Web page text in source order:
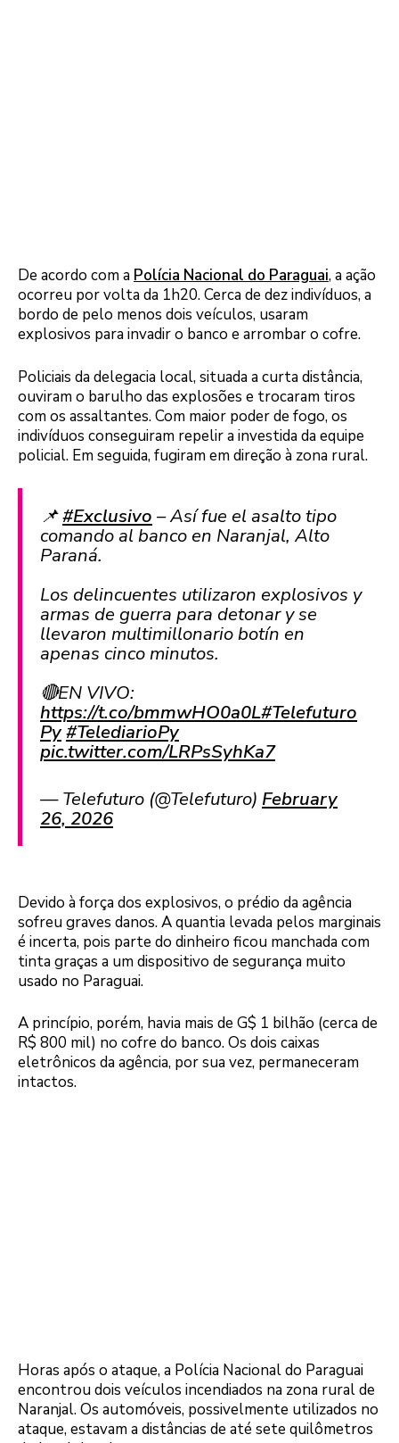
De acordo com a Polícia Nacional do Paraguai, a ação
ocorreu por volta da 1h20. Cerca de dez indivíduos, a
bordo de pelo menos dois veículos, usaram
explosivos para invadir o banco e arrombar o cofre.
Policiais da delegacia local, situada a curta distância,
ouviram o barulho das explosões e trocaram tiros
com os assaltantes. Com maior poder de fogo, os
indivíduos conseguiram repelir a investida da equipe
policial. Em seguida, fugiram em direção à zona rural.
📌#Exclusivo – Así fue el asalto tipo
comando al banco en Naranjal, Alto
Paraná.
Los delincuentes utilizaron explosivos y
armas de guerra para detonar y se
llevaron multimillonario botín en
apenas cinco minutos.
🔴EN VIVO:
https://t.co/bmmwHO0a0L#Telefuturo
Py#TelediarioPy
pic.twitter.com/LRPsSyhKa7
— Telefuturo (@Telefuturo) February
26, 2026
Devido à força dos explosivos, o prédio da agência
sofreu graves danos. A quantia levada pelos marginais
é incerta, pois parte do dinheiro ficou manchada com
tinta graças a um dispositivo de segurança muito
usado no Paraguai.
A princípio, porém, havia mais de G$ 1 bilhão (cerca de
R$ 800 mil) no cofre do banco. Os dois caixas
eletrônicos da agência, por sua vez, permaneceram
intactos.
Horas após o ataque, a Polícia Nacional do Paraguai
encontrou dois veículos incendiados na zona rural de
Naranjal. Os automóveis, possivelmente utilizados no
ataque, estavam a distâncias de até sete quilômetros